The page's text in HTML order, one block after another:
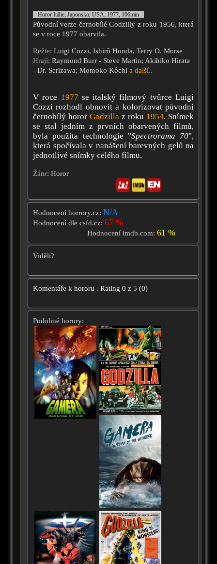
Horor Itálie, Japonsko, USA, 1977, 106min
Původní verze černobílé Godzilly z roku 1956, která
se v roce 1977 obarvila.
Režie: Luigi Cozzi, Ishirô Honda, Terry O. Morse
Hrají: Raymond Burr - Steve Martin; Akihiko Hirata
- Dr. Serizawa; Momoko Kôchi a další..
V roce 1977 se italský filmový tvůrce Luigi
Cozzi rozhodl obnovit a kolorizovat původní
černobílý hororGodzilla z roku 1954. Snímek
se stal jedním z prvních obarvených filmů,
byla použita technologie "Spectrorama 70",
která spočívala v nanášení barevných gelů na
jednotlivé snímky celého filmu.
Žánr: Horor
Hodnocení horrory.cz: N/A
Hodnocení dle csfd.cz: 67 %
Hodnocení imdb.com:61 %
Viděli?
Komentáře k hororu . Rating 0 z 5 (0)
Podobné horory: